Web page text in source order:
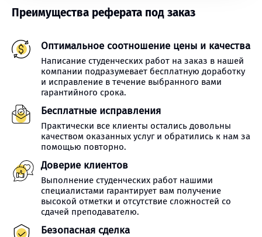
Преимущества реферата под заказ
Оптимальное соотношение цены и качества
Написание студенческих работ на заказ в нашей
компании подразумевает бесплатную доработку
и исправление в течение выбранного вами
гарантийного срока.
Бесплатные исправления
Практически все клиенты остались довольны
качеством оказанных услуг и обратились к нам за
помощью повторно.
Доверие клиентов
Выполнение студенческих работ нашими
специалистами гарантирует вам получение
высокой отметки и отсутствие сложностей со
сдачей преподавателю.
Безопасная сделка